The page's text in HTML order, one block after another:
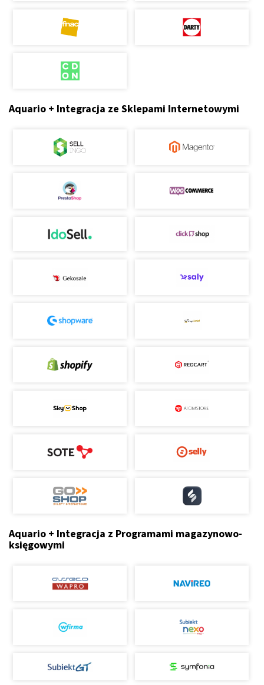
Aquario + Integracja ze Sklepami Internetowymi
Aquario + Integracja z Programami magazynowo-
księgowymi